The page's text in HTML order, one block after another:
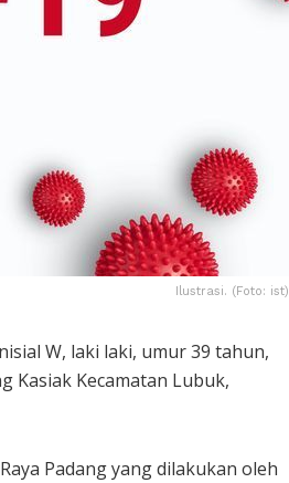
Ilustrasi. (Foto: ist)
W, laki laki, umur 39 tahun,
Kasiak Kecamatan Lubuk,
Padang yang dilakukan oleh